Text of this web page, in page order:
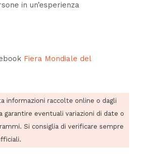
in un’esperienza
Fiera Mondiale del
informazioni raccolte online o dagli
garantire eventuali variazioni di date o
Si consiglia di verificare sempre